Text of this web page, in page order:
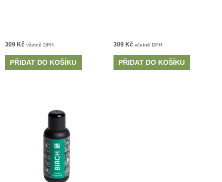
309 Kč včetně DPH
PŘIDAT DO KOŠÍKU
309 Kč včetně DPH
PŘIDAT DO KOŠÍKU